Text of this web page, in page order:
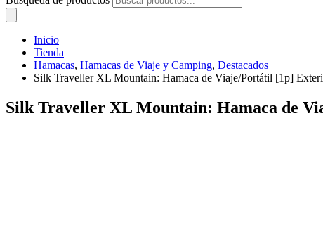
Inicio
Tienda
Hamacas, Hamacas de Viaje y Camping, Destacados
Silk Traveller XL Mountain: Hamaca de Viaje/Portátil [1p]
Silk Traveller XL Mountain: Hamaca de